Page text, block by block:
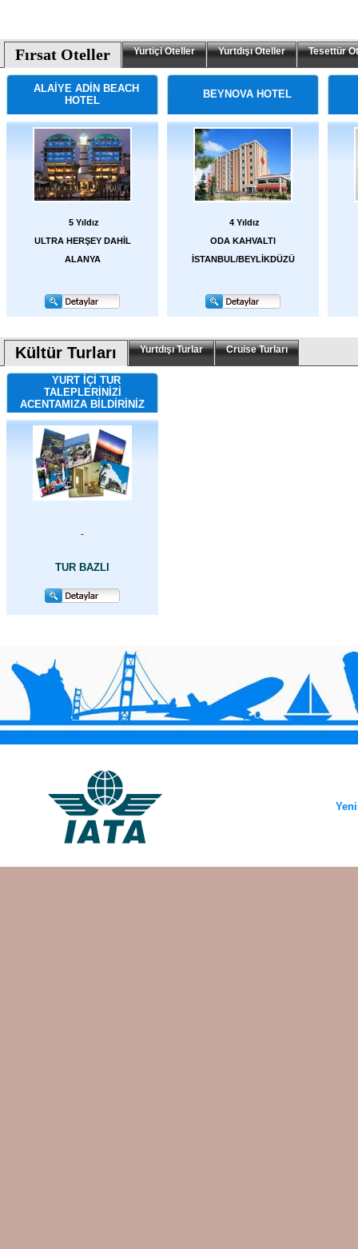
Fırsat Oteller Yurtiçi Oteller Yurtdışı Oteller Tesettür
ALAİYE ADİN BEACH
HOTEL
5 Yıldız
ULTRA HERŞEY DAHİL
ALANYA
BEYNOVA HOTEL
4 Yıldız
ODA KAHVALTI
İSTANBUL/BEYLİKDÜZÜ
Kültür Turları Yurtdışı Turlar Cruise Turları
YURT İÇİ TUR
TALEPLERİNİZİ
ACENTAMIZA BİLDİRİNİZ
-
TUR BAZLI